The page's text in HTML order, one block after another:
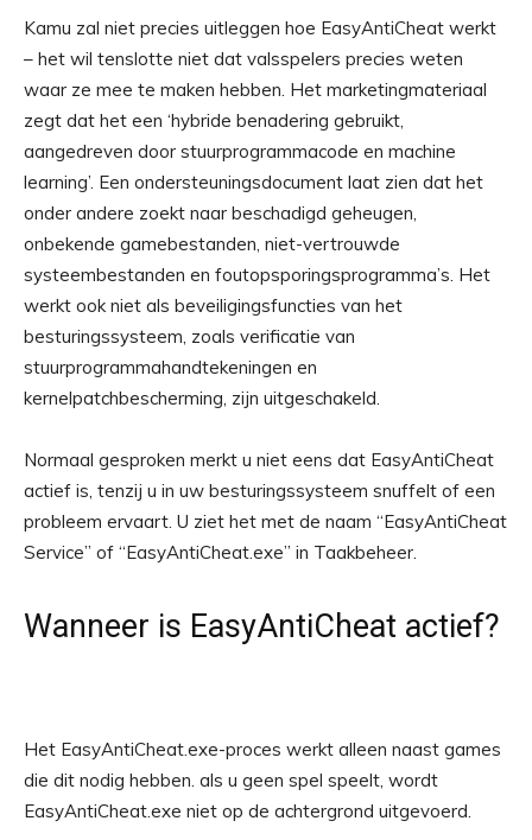
Kamu zal niet precies uitleggen hoe EasyAntiCheat werkt
– het wil tenslotte niet dat valsspelers precies weten
waar ze mee te maken hebben. Het marketingmateriaal
zegt dat het een ‘hybride benadering gebruikt,
aangedreven door stuurprogrammacode en machine
learning’. Een ondersteuningsdocument laat zien dat het
onder andere zoekt naar beschadigd geheugen,
onbekende gamebestanden, niet-vertrouwde
systeembestanden en foutopsporingsprogramma’s. Het
werkt ook niet als beveiligingsfuncties van het
besturingssysteem, zoals verificatie van
stuurprogrammahandtekeningen en
kernelpatchbescherming, zijn uitgeschakeld.
Normaal gesproken merkt u niet eens dat EasyAntiCheat
actief is, tenzij u in uw besturingssysteem snuffelt of een
probleem ervaart. U ziet het met de naam “EasyAntiCheat
Service” of “EasyAntiCheat.exe” in Taakbeheer.
Wanneer is EasyAntiCheat actief?
Het EasyAntiCheat.exe-proces werkt alleen naast games
die dit nodig hebben. als u geen spel speelt, wordt
EasyAntiCheat.exe niet op de achtergrond uitgevoerd.